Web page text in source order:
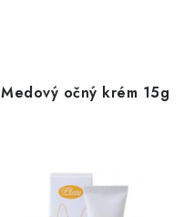
Medový očný krém 15g